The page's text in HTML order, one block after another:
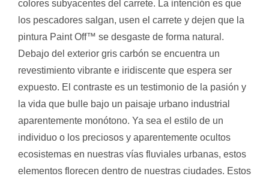
colores subyacentes del carrete. La intención es que
los pescadores salgan, usen el carrete y dejen que la
pintura Paint Off™ se desgaste de forma natural.
Debajo del exterior gris carbón se encuentra un
revestimiento vibrante e iridiscente que espera ser
expuesto. El contraste es un testimonio de la pasión y
la vida que bulle bajo un paisaje urbano industrial
aparentemente monótono. Ya sea el estilo de un
individuo o los preciosos y aparentemente ocultos
ecosistemas en nuestras vías fluviales urbanas, estos
elementos florecen dentro de nuestras ciudades. Estos